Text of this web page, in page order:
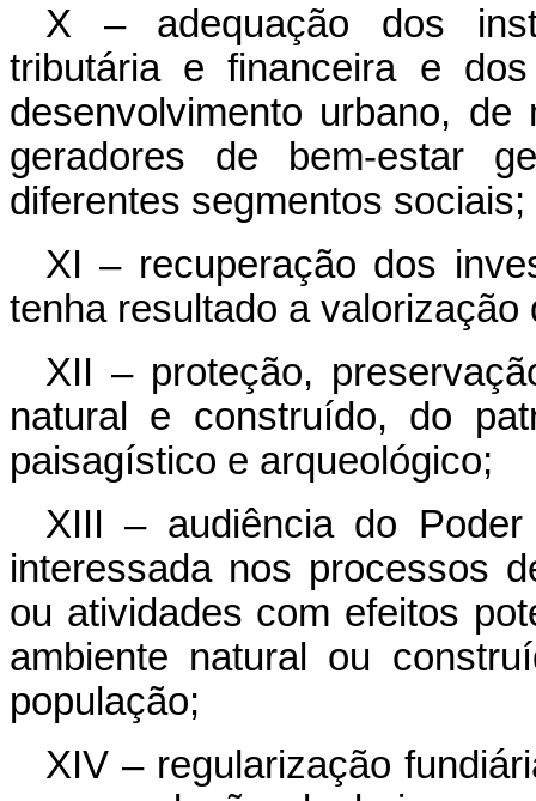
X – adequação dos
tributária e financeira e
desenvolvimento urbano,
geradores de bem-estar
diferentes segmentos sociais;
XI – recuperação dos
tenha resultado a valorização
XII – proteção,
natural e construído, do
paisagístico e arqueológico;
XIII – audiência do
interessada nos processos
ou atividades com efeitos
ambiente natural ou
população;
XIV – regularização